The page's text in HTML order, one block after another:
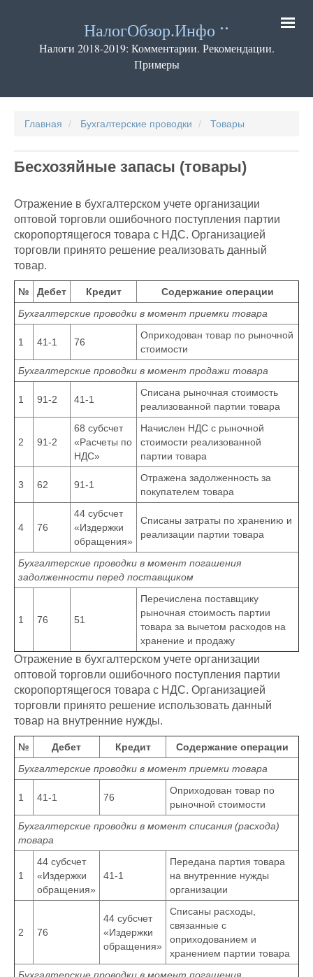
содержанию
НалогОбзор.Инфо
Налоги 2018-2019: Комментарии. Рекомендации.
Примеры
Главная Бухгалтерские проводки Товары
Бесхозяйные запасы (товары)
Отражение в бухгалтерском учете организации
оптовой торговли ошибочного поступления партии
скоропортящегося товара с НДС. Организацией
торговли принято решение реализовать данный
товар.
№ Дебет Кредит
Содержание операции
Бухгалтерские проводки в момент приемки товара
1 41-1 76
Оприходован товар по рыночной
стоимости
Бухгалтерские проводки в момент продажи товара
1 91-2 41-1
Списана рыночная стоимость
реализованной партии товара
2 91-2
68 субсчет
«Расчеты по
НДС»
Начислен НДС с рыночной
стоимости реализованной
партии товара
3 62 91-1
Отражена задолженность за
покупателем товара
4 76
44 субсчет
«Издержки
обращения»
Списаны затраты по хранению и
реализации партии товара
Бухгалтерские проводки в момент погашения
задолженности перед поставщиком
1 76 51
Перечислена поставщику
рыночная стоимость партии
товара за вычетом расходов на
хранение и продажу
Отражение в бухгалтерском учете организации
оптовой торговли ошибочного поступления партии
скоропортящегося товара с НДС. Организацией
торговли принято решение использовать данный
товар на внутренние нужды.
№ Дебет Кредит
Содержание операции
Бухгалтерские проводки в момент приемки товара
1 41-1 76
Оприходован товар по
рыночной стоимости
Бухгалтерские проводки в момент списания (расхода)
товара
1
44 субсчет
«Издержки
обращения»
41-1
Передана партия товара
на внутренние нужды
организации
2 76
44 субсчет
«Издержки
обращения»
Списаны расходы,
связанные с
оприходованием и
хранением партии товара